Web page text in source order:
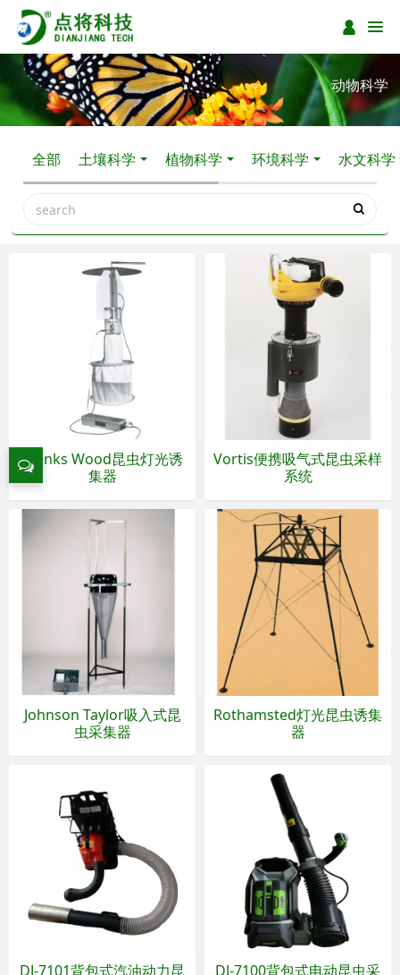
动物科学
全部 土壤科学 植物科学 环境科学 水文科学
Monks Wood昆虫灯光诱
集器
Vortis便携吸气式昆虫采样
系统
Johnson Taylor吸入式昆
虫采集器
Rothamsted灯光昆虫诱集
器
DJ-7101背包式汽油动力昆
DJ-7100背包式电动昆虫采